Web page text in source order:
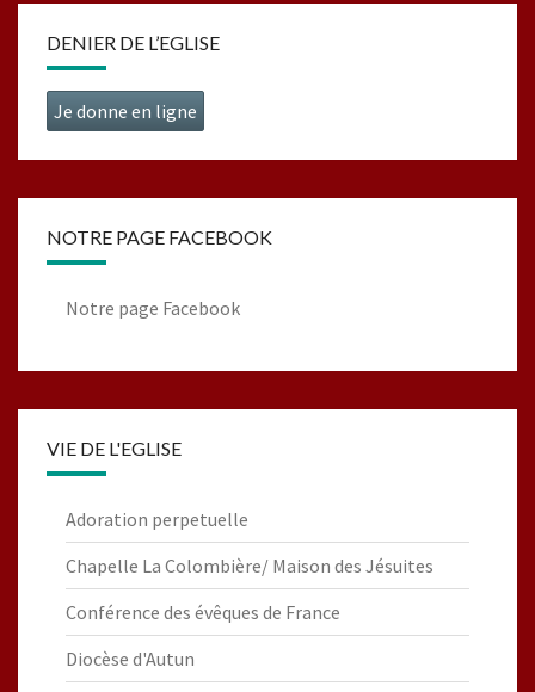
DENIER DE L’EGLISE
Je donne en ligne
NOTRE PAGE FACEBOOK
Notre page Facebook
VIE DE L'EGLISE
Adoration perpetuelle
Chapelle La Colombière/ Maison des Jésuites
Conférence des évêques de France
Diocèse d'Autun